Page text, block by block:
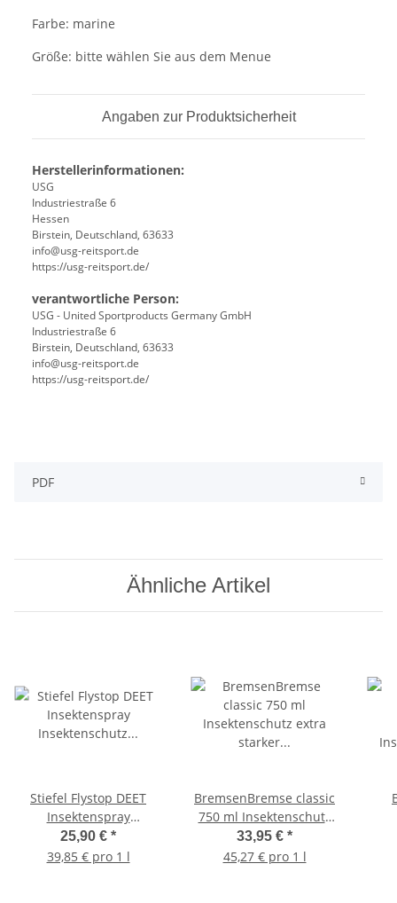
Farbe: marine
Größe: bitte wählen Sie aus dem Menue
Angaben zur Produktsicherheit
Herstellerinformationen:
USG
Industriestraße 6
Hessen
Birstein, Deutschland, 63633
info@usg-reitsport.de
https://usg-reitsport.de/
verantwortliche Person:
USG - United Sportproducts Germany GmbH
Industriestraße 6
Birstein, Deutschland, 63633
info@usg-reitsport.de
https://usg-reitsport.de/
PDF
Ähnliche Artikel
Stiefel Flystop DEET
Insektenspray
Insektenschutz
Fliegenspray 650 ml
25,90 € *
39,85 € pro 1 l
BremsenBremse classic
750 ml Insektenschutz
extra starker
Insektenschutz
33,95 € *
45,27 € pro 1 l